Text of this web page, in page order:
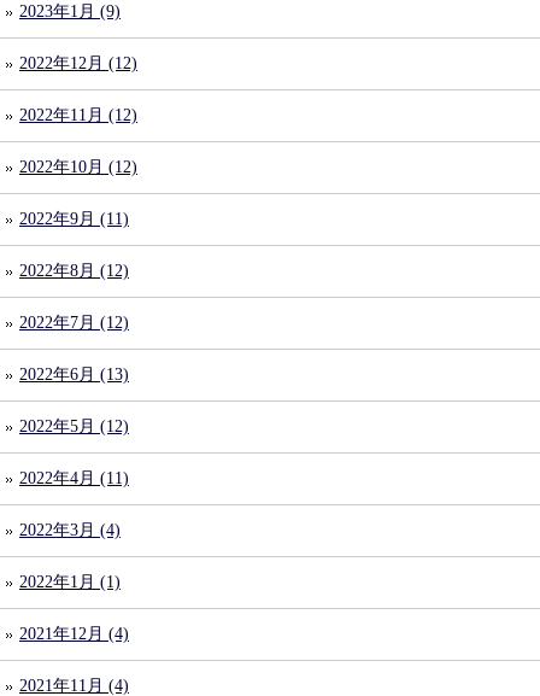
2023年1月 (9)
2022年12月 (12)
2022年11月 (12)
2022年10月 (12)
2022年9月 (11)
2022年8月 (12)
2022年7月 (12)
2022年6月 (13)
2022年5月 (12)
2022年4月 (11)
2022年3月 (4)
2022年1月 (1)
2021年12月 (4)
2021年11月 (4)